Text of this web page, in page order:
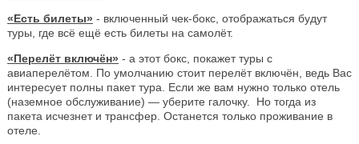
«Есть билеты» - включенный чек-бокс, отображаться будут
туры, где всё ещё есть билеты на самолёт.
«Перелёт включён» - а этот бокс, покажет туры с
авиаперелётом. По умолчанию стоит перелёт включён, ведь Вас
интересует полны пакет тура. Если же вам нужно только отель
(наземное обслуживание) — уберите галочку. Но тогда из
пакета исчезнет и трансфер. Останется только проживание в
отеле.